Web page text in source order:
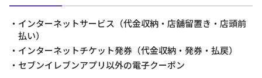
・インターネットサービス（代金収納・店舗留置き・店頭前
払い）
・インターネットチケット発券（代金収納・発券・払戻）
・セブンイレブンアプリ以外の電子クーポン